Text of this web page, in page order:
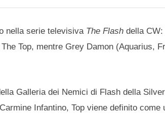
nella serie televisiva The Flash della
Top, mentre Grey Damon (Aquarius,
Galleria dei Nemici di Flash della
Infantino, Top viene definito come